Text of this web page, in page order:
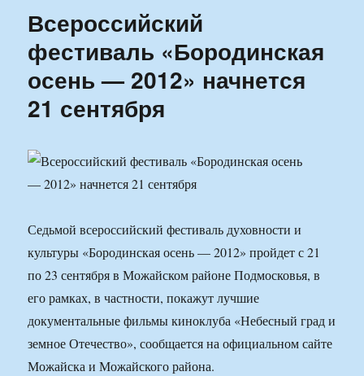
Всероссийский
фестиваль «Бородинская
осень — 2012» начнется
21 сентября
Седьмой всероссийский фестиваль духовности и
культуры «Бородинская осень — 2012» пройдет с 21
по 23 сентября в Можайском районе Подмосковья, в
его рамках, в частности, покажут лучшие
документальные фильмы киноклуба «Небесный град и
земное Отечество», сообщается на официальном сайте
Можайска и Можайского района.